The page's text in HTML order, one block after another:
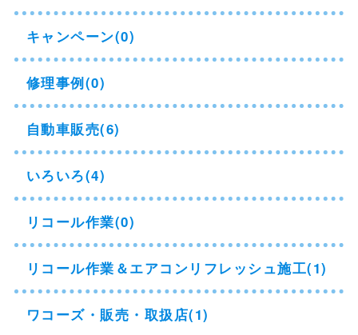
キャンペーン(0)
修理事例(0)
自動車販売(6)
いろいろ(4)
リコール作業(0)
リコール作業＆エアコンリフレッシュ施工(1)
ワコーズ・販売・取扱店(1)